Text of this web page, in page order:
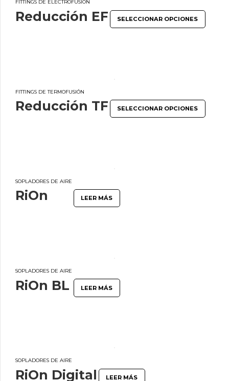
FITTINGS DE ELECTROFUSIÓN
Reducción EF SELECCIONAR OPCIONES
FITTINGS DE TERMOFUSIÓN
Reducción TF SELECCIONAR OPCIONES
SOPLADORES DE AIRE
RiOn LEER MÁS
SOPLADORES DE AIRE
RiOn BL LEER MÁS
SOPLADORES DE AIRE
RiOn Digital LEER MÁS